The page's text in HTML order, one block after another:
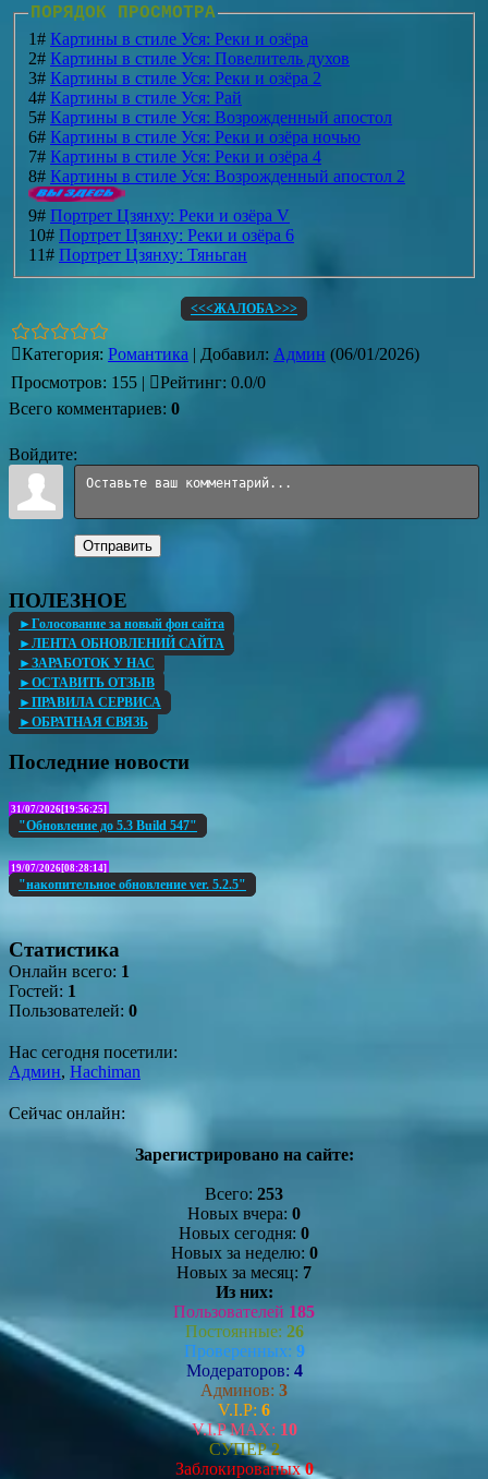
ПОРЯДОК ПРОСМОТРА
1# Картины в стиле Уся: Реки и озёра
2# Картины в стиле Уся: Повелитель духов
3# Картины в стиле Уся: Реки и озёра 2
4# Картины в стиле Уся: Рай
5# Картины в стиле Уся: Возрожденный апостол
6# Картины в стиле Уся: Реки и озёра ночью
7# Картины в стиле Уся: Реки и озёра 4
8# Картины в стиле Уся: Возрожденный апостол 2
9# Портрет Цзянху: Реки и озёра V
10# Портрет Цзянху: Реки и озёра 6
11# Портрет Цзянху: Тяньган
<<<ЖАЛОБА>>>
Категория: Романтика | Добавил: Админ (06/01/2026)
Просмотров: 155 | Рейтинг: 0.0/0
Всего комментариев: 0
Войдите:
Отправить
ПОЛЕЗНОЕ
►Голосование за новый фон сайта
►ЛЕНТА ОБНОВЛЕНИЙ САЙТА
►ЗАРАБОТОК У НАС
►ОСТАВИТЬ ОТЗЫВ
►ПРАВИЛА СЕРВИСА
►ОБРАТНАЯ СВЯЗЬ
Последние новости
31/07/2026[19:56:25]
"Обновление до 5.3 Build 547"
19/07/2026[08:28:14]
"накопительное обновление ver. 5.2.5"
Статистика
Онлайн всего: 1
Гостей: 1
Пользователей: 0
Нас сегодня посетили:
Админ, Hachiman
Сейчас онлайн:
Зарегистрировано на сайте:
Всего: 253
Новых вчера: 0
Новых сегодня: 0
Новых за неделю: 0
Новых за месяц: 7
Из них:
Пользователей 185
Постоянные: 26
Проверенных: 9
Модераторов: 4
Админов: 3
V.I.P: 6
V.I.P MAX: 10
СУПЕР2
Заблокированых0